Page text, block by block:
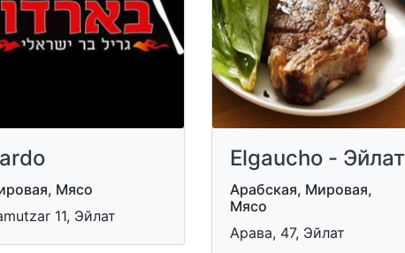
Мясо
11, Эйлат
Elgaucho - Эйлат
Арабская, Мировая,
Мясо
Арава, 47, Эйлат